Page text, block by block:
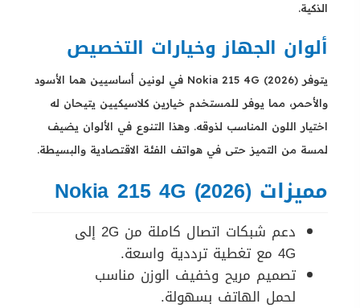
الذكية.
ألوان الجهاز وخيارات التخصيص
يتوفر Nokia 215 4G (2026) في لونين أساسيين هما الأسود
والأحمر، مما يوفر للمستخدم خيارين كلاسيكيين يتيحان له
اختيار اللون المناسب لذوقه. وهذا التنوع في الألوان يضيف
لمسة من التميز حتى في هواتف الفئة الاقتصادية والبسيطة.
مميزات Nokia 215 4G (2026)
دعم شبكات اتصال كاملة من 2G إلى
4G مع تغطية ترددية واسعة.
تصميم مريح وخفيف الوزن مناسب
لحمل الهاتف بسهولة.